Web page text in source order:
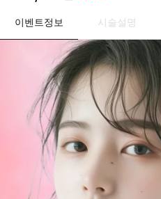
이벤트정보 시술설명